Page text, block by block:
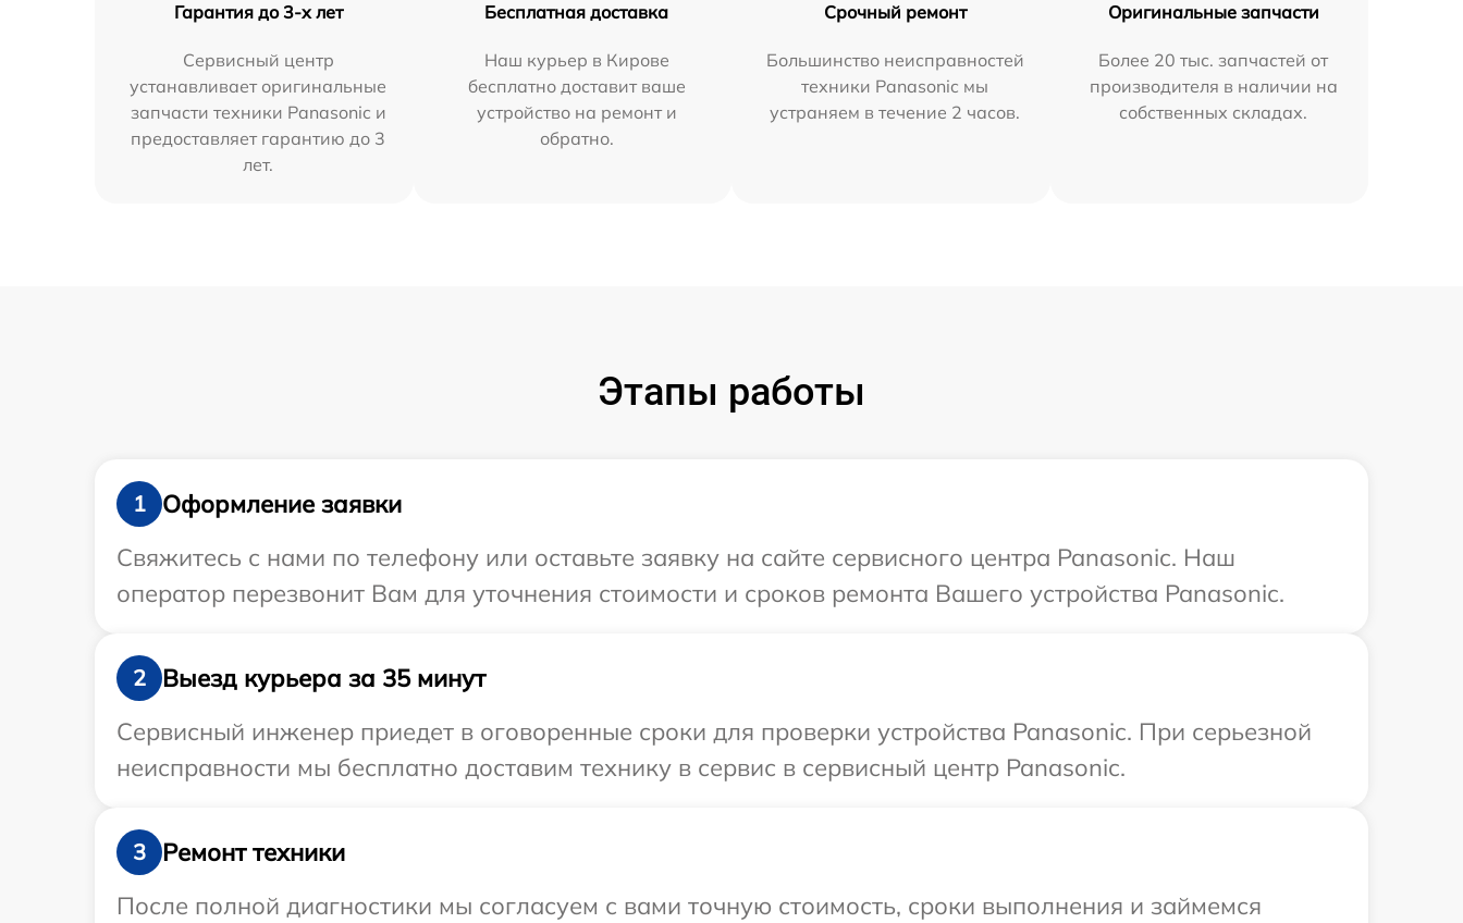
Гарантия до 3-х лет
Сервисный центр
устанавливает оригинальные
запчасти техники Panasonic и
предоставляет гарантию до 3
лет.
Бесплатная доставка
Наш курьер в Кирове
бесплатно доставит ваше
устройство на ремонт и
обратно.
Срочный ремонт
Большинство неисправностей
техники Panasonic мы
устраняем в течение 2 часов.
Оригинальные запчасти
Более 20 тыс. запчастей от
производителя в наличии на
собственных складах.
Этапы работы
1
Оформление заявки
Свяжитесь с нами по телефону или оставьте заявку на сайте сервисного центра Panasonic. Наш
оператор перезвонит Вам для уточнения стоимости и сроков ремонта Вашего устройства Panasonic.
2
Выезд курьера за 35 минут
Сервисный инженер приедет в оговоренные сроки для проверки устройства Panasonic. При серьезной
неисправности мы бесплатно доставим технику в сервис в сервисный центр Panasonic.
3
Ремонт техники
После полной диагностики мы согласуем с вами точную стоимость, сроки выполнения и займемся